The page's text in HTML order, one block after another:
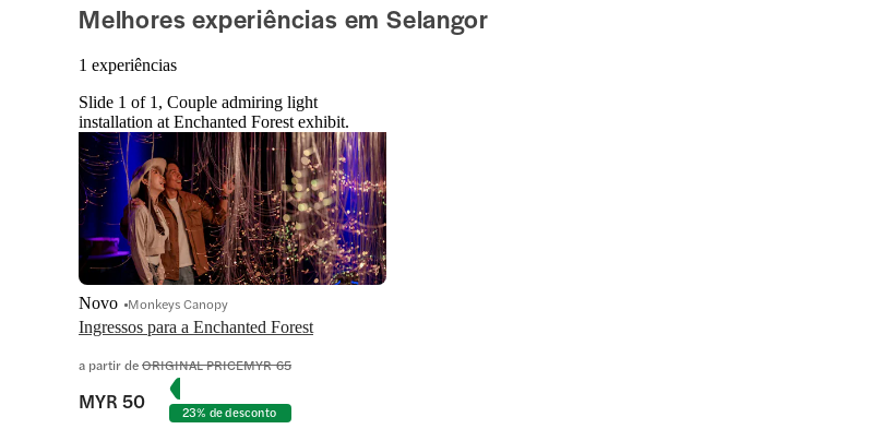
Melhores experiências em Selangor
1 experiências
Slide 1 of 1, Couple admiring light
installation at Enchanted Forest exhibit.
Ingressos para a Enchanted Forest
Novo Monkeys Canopy
a partir deORIGINAL PRICEMYR 65
MYR 50 23% de desconto